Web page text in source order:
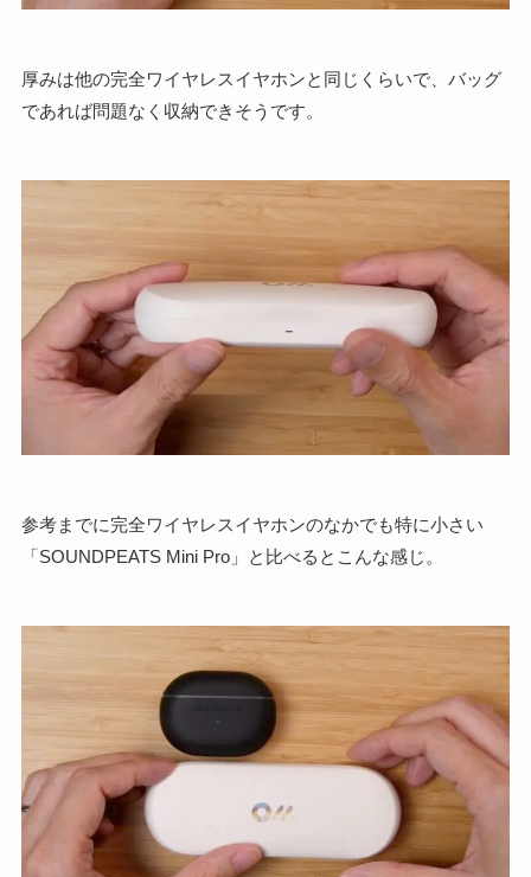
厚みは他の完全ワイヤレスイヤホンと同じくらいで、バッグ
であれば問題なく収納できそうです。
参考までに完全ワイヤレスイヤホンのなかでも特に小さい
「SOUNDPEATS Mini Pro」と比べるとこんな感じ。